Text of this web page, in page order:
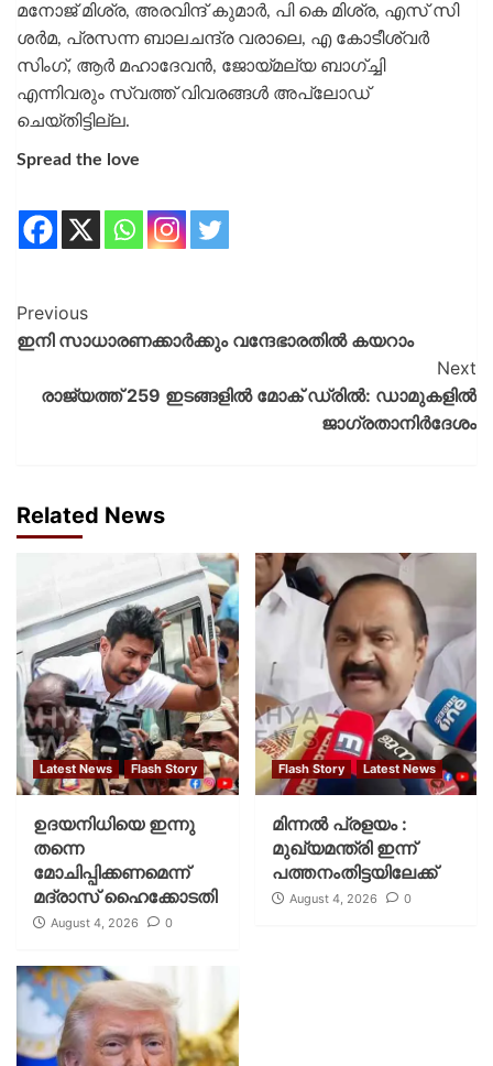
മനോജ് മിശ്ര, അരവിന്ദ് കുമാര്‍, പി കെ മിശ്ര, എസ് സി
ശര്‍മ, പ്രസന്ന ബാലചന്ദ്ര വരാലെ, എ കോടീശ്വര്‍
സിംഗ്, ആര്‍ മഹാദേവന്‍, ജോയ്മല്യ ബാഗ്ച്ചി
എന്നിവരും സ്വത്ത് വിവരങ്ങള്‍ അപ്ലോഡ്
ചെയ്തിട്ടില്ല.
Spread the love
Previous
ഇനി സാധാരണക്കാര്‍ക്കും വന്ദേഭാരതില്‍ കയറാം
Next
രാജ്യത്ത് 259 ഇടങ്ങളില്‍ മോക് ഡ്രില്‍: ഡാമുകളില്‍
ജാഗ്രതാനിര്‍ദേശം
Related News
Latest News Flash Story
ഉദയനിധിയെ ഇന്നു
തന്നെ
മോചിപ്പിക്കണമെന്ന്
മദ്രാസ് ഹൈക്കോടതി
August 4, 2026 0
Flash Story Latest News
മിന്നല്‍ പ്രളയം :
മുഖ്യമന്ത്രി ഇന്ന്
പത്തനംതിട്ടയിലേക്ക്
August 4, 2026 0